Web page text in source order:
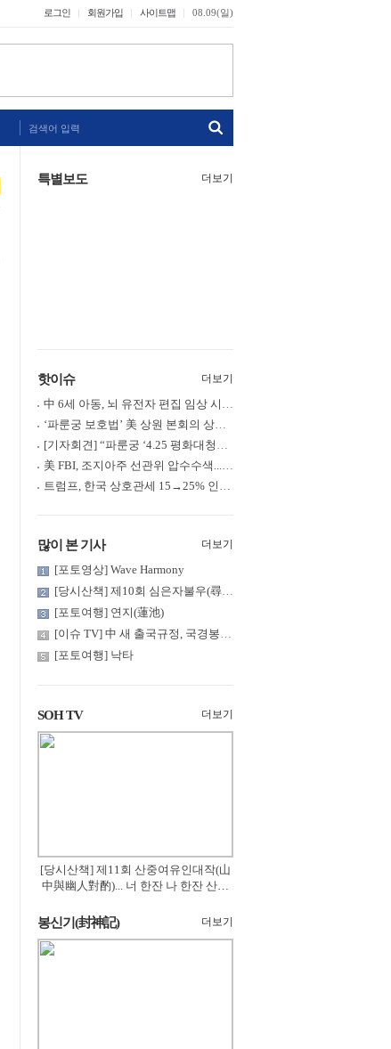
로그인 회원가입 사이트맵 08.09(일)
검색어 입력
특별보도 더보기
핫이슈 더보기
中 6세 아동, 뇌 유전자 편집 임상 시험 중 사망... 의료진 1년간 ....
‘파룬궁 보호법’ 美 상원 본회의 상정... 최종 입법 ‘초읽기’
[기자회견] “파룬궁 ‘4.25 평화대청원’ 기념 & 중공의 션윈 공연 .....
美 FBI, 조지아주 선관위 압수수색... 트럼프 “부정선거 증거 확보....
트럼프, 한국 상호관세 15→25% 인상... “韓 국회 무력합의 미비준”....
많이 본 기사 더보기
[포토영상] Wave Harmony
[당시산책] 제10회 심은자불우(尋隱者不遇)... 깊은 산 구름 속 어....
[포토여행] 연지(蓮池)
[이슈 TV] 中 새 출국규정, 국경봉쇄?... 특정계층 출국 규제 강화
[포토여행] 낙타
SOH TV 더보기
[당시산책] 제11회 산중여유인대작(山
中與幽人對酌)... 너 한잔 나 한잔 산의
봉신기(封神記) 더보기